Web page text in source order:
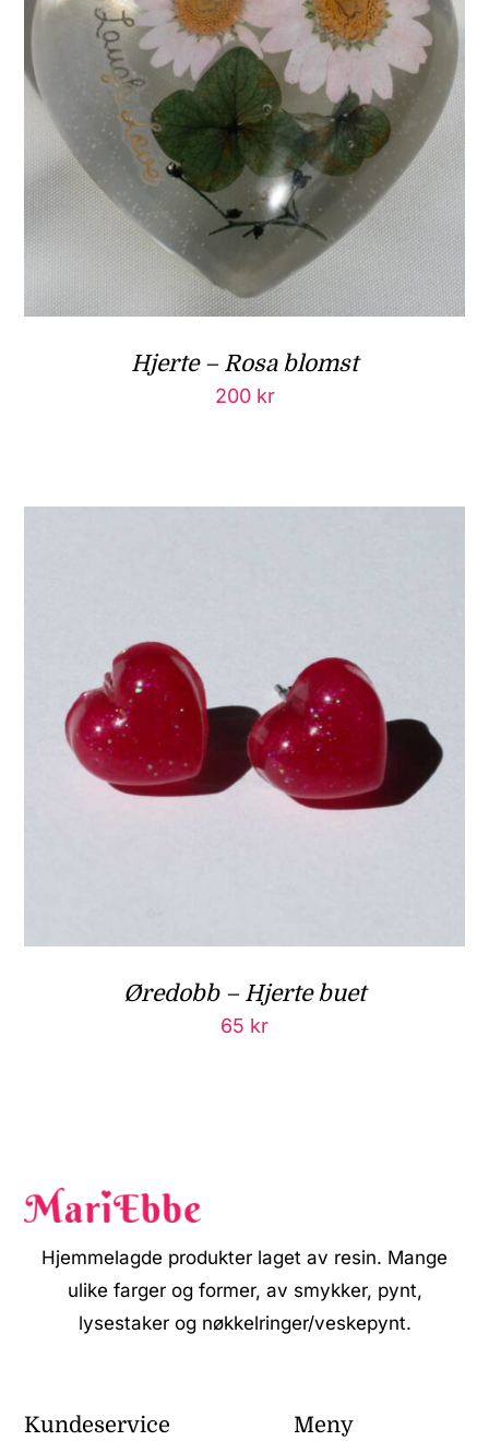
Hjerte – Rosa blomst
200 kr
Øredobb – Hjerte buet
65 kr
Hjemmelagde produkter laget av resin. Mange
ulike farger og former, av smykker, pynt,
lysestaker og nøkkelringer/veskepynt.
Kundeservice Meny